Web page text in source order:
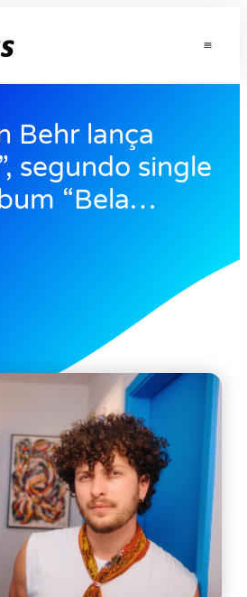
Behr lança
segundo single
“Bela…